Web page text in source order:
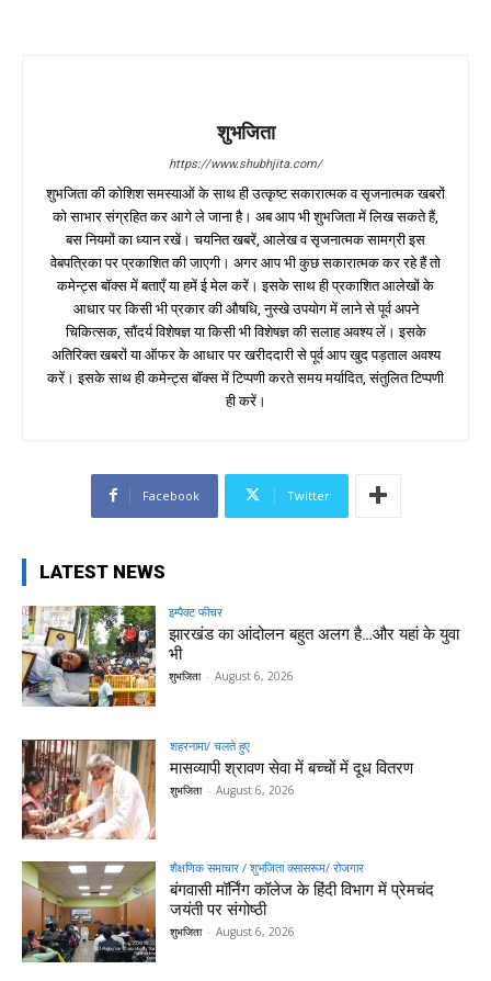
शुभजिता
https://www.shubhjita.com/
शुभजिता की कोशिश समस्याओं के साथ ही उत्कृष्ट सकारात्मक व सृजनात्मक खबरों
को साभार संग्रहित कर आगे ले जाना है। अब आप भी शुभजिता में लिख सकते हैं,
बस नियमों का ध्यान रखें। चयनित खबरें, आलेख व सृजनात्मक सामग्री इस
वेबपत्रिका पर प्रकाशित की जाएगी। अगर आप भी कुछ सकारात्मक कर रहे हैं तो
कमेन्ट्स बॉक्स में बताएँ या हमें ई मेल करें। इसके साथ ही प्रकाशित आलेखों के
आधार पर किसी भी प्रकार की औषधि, नुस्खे उपयोग में लाने से पूर्व अपने
चिकित्सक, सौंदर्य विशेषज्ञ या किसी भी विशेषज्ञ की सलाह अवश्य लें। इसके
अतिरिक्त खबरों या ऑफर के आधार पर खरीददारी से पूर्व आप खुद पड़ताल अवश्य
करें। इसके साथ ही कमेन्ट्स बॉक्स में टिप्पणी करते समय मर्यादित, संतुलित टिप्पणी
ही करें।
Facebook Twitter
LATEST NEWS
इम्पैक्ट फीचर
झारखंड का आंदोलन बहुत अलग है…और यहां के युवा
भी
शुभजिता - August 6, 2026
शहरनामा/ चलते हुए
मासव्यापी श्रावण सेवा में बच्चों में दूध वितरण
शुभजिता - August 6, 2026
शैक्षणिक समाचार / शुभजिता क्सासरूम/ रोजगार
बंगवासी मॉर्निंग कॉलेज के हिंदी विभाग में प्रेमचंद
जयंती पर संगोष्ठी
शुभजिता - August 6, 2026